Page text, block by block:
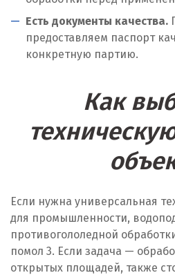
Есть документы качества.
предоставляем паспорт
конкретную партию.
Как
Если нужна универсальная
для промышленности,
противогололедной
помол 3. Если задача —
открытых площадей, также